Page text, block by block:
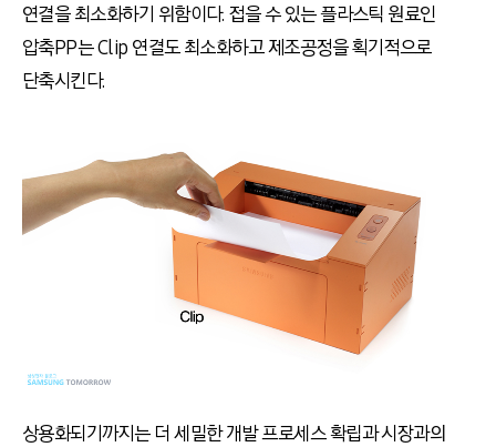
연결을 최소화하기 위함이다. 접을 수 있는 플라스틱 원료인
압축PP는 Clip 연결도 최소화하고 제조공정을 획기적으로
단축시킨다.
상용화되기까지는 더 세밀한 개발 프로세스 확립과 시장과의